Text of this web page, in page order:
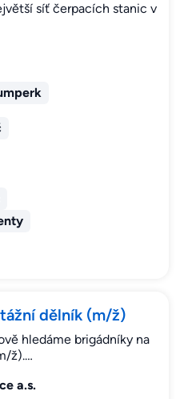
síť čerpacích stanic v
dělník (m/ž)
hledáme brigádníky na
ž).…
a.s.